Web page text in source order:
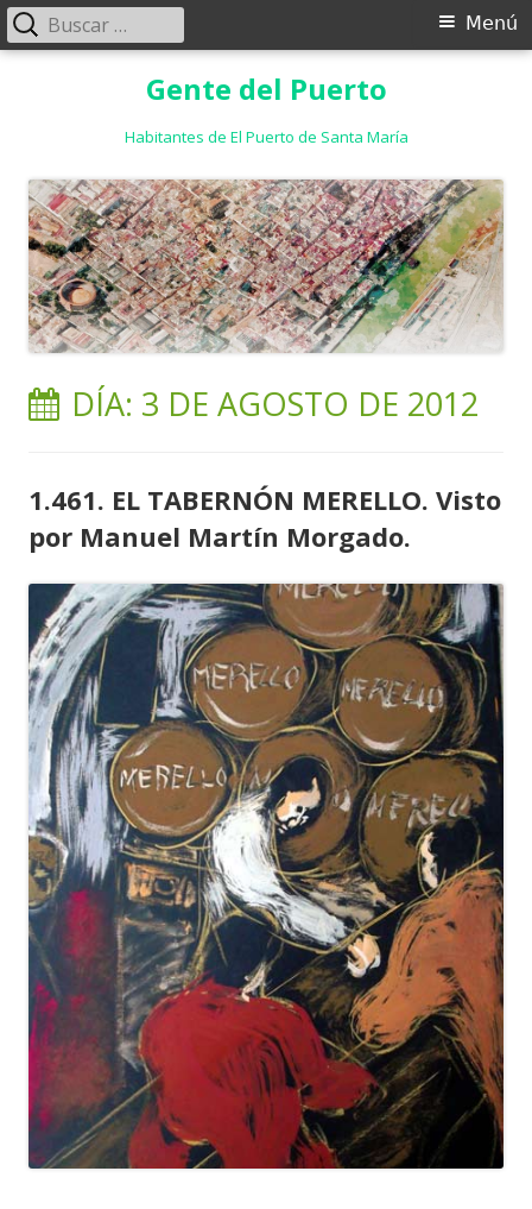
Gente del Puerto
Habitantes de El Puerto de Santa María
Menú
Menú
Buscar:
DÍA: 3 DE AGOSTO DE 2012
1.461. EL TABERNÓN MERELLO. Visto
por Manuel Martín Morgado.